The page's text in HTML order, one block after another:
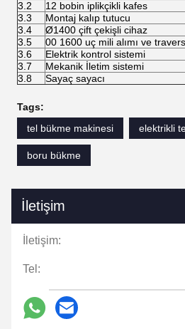
3.2
12 bobin iplikçikli kafes
3.3
Montaj kalıp tutucu
3.4
Ø1400 çift çekişli cihaz
3.5
00 1600 uç mili alımı ve
3.6
Elektrik kontrol sistemi
3.7
Mekanik İletim sistemi
3.8
Sayaç sayacı
Tags:
tel bükme makinesi
elektrikli
boru bükme
İletişim
İletişim:
Tel: